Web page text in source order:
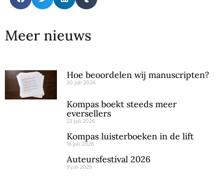
Meer nieuws
Hoe beoordelen wij manuscripten?
30 juli 2026
Kompas boekt steeds meer
eversellers
23 juli 2026
Kompas luisterboeken in de lift
16 juli 2026
Auteursfestival 2026
9 juli 2026